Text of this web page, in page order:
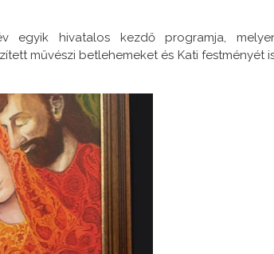
egyik hivatalos kezdő programja,
művészi betlehemeket és Kati festményét